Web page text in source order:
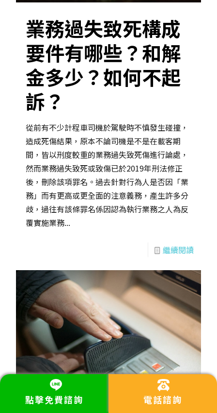
業務過失致死構成
要件有哪些？和解
金多少？如何不起
訴？
從前有不少計程車司機於駕駛時不慎發生碰撞，
造成死傷結果，原本不論司機是不是在載客期
間，皆以刑度較重的業務過失致死傷進行論處，
然而業務過失致死或致傷已於2019年刑法修正
後，刪除該項罪名。過去針對行為人是否因「業
務」而有更高或更全面的注意義務，產生許多分
歧，過往有該條罪名係因認為執行業務之人為反
覆實施業務...
繼續閱讀
點擊免費諮詢 電話諮詢